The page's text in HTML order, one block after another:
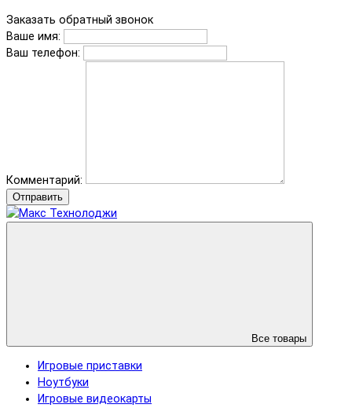
Заказать обратный звонок
Ваше имя:
Ваш телефон:
Комментарий:
Отправить
Все товары
Игровые приставки
Ноутбуки
Игровые видеокарты